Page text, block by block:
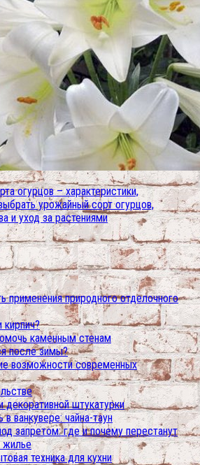
огурцов – характеристики,
урожайный сорт огурцов,
и уход за растениями
применения природного отделочного
кирпич?
каменным стенам
после зимы?
возможности современных
декоративной штукатурки
ванкувере: чайна-таун
запретом: где и почему перестанут
жилье
техника для кухни